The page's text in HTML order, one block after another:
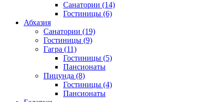
Санатории (14)
Гостиницы (6)
Абхазия
Санатории (19)
Гостиницы (9)
Гагра (11)
Гостиницы (5)
Пансионаты
Пицунда (8)
Гостиницы (4)
Пансионаты